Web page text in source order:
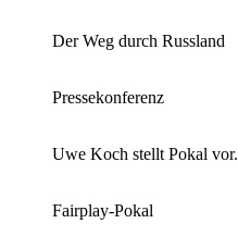
Der Weg durch Russland
Pressekonferenz
Uwe Koch stellt Pokal vor.
Fairplay-Pokal